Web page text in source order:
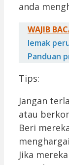
anda
WAJIB
lemak
Panduan
Tips:
Jangan
atau
Beri
Jika